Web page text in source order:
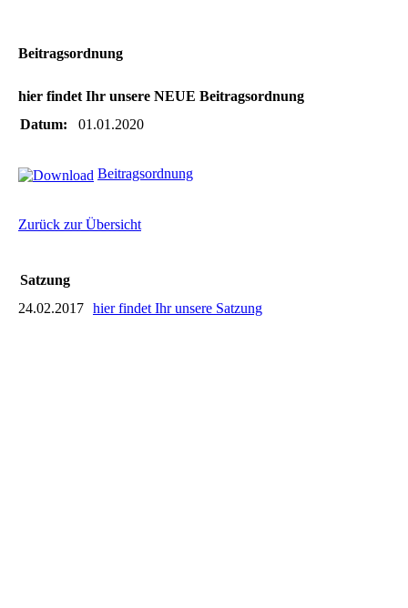
Beitragsordnung
hier findet Ihr unsere NEUE Beitragsordnung
Datum:
01.01.2020
Beitragsordnung
Zurück zur Übersicht
Satzung
24.02.2017 hier findet Ihr unsere Satzung